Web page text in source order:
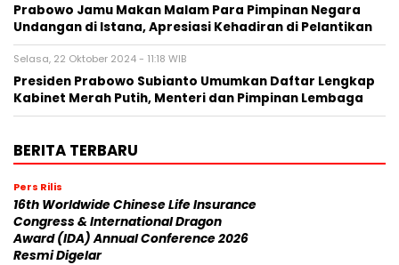
Prabowo Jamu Makan Malam Para Pimpinan Negara
Undangan di Istana, Apresiasi Kehadiran di Pelantikan
Selasa, 22 Oktober 2024 - 11:18 WIB
Presiden Prabowo Subianto Umumkan Daftar Lengkap
Kabinet Merah Putih, Menteri dan Pimpinan Lembaga
BERITA TERBARU
Pers Rilis
16th Worldwide Chinese Life Insurance
Congress & International Dragon
Award (IDA) Annual Conference 2026
Resmi Digelar